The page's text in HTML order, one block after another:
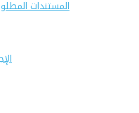
المستندات